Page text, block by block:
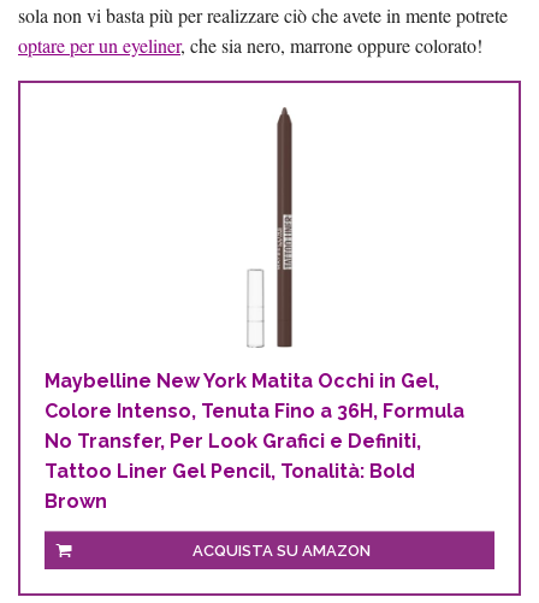
sola non vi basta più per realizzare ciò che avete in mente potrete
optare per un eyeliner, che sia nero, marrone oppure colorato!
Maybelline New York Matita Occhi in Gel,
Colore Intenso, Tenuta Fino a 36H, Formula
No Transfer, Per Look Grafici e Definiti,
Tattoo Liner Gel Pencil, Tonalità: Bold
Brown
ACQUISTA SU AMAZON